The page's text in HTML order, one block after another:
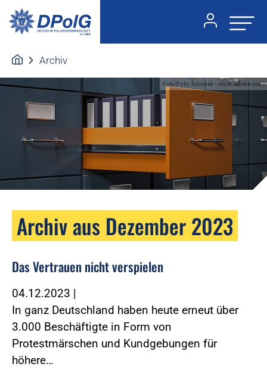
Archiv
Foto:Foto: fotomek - stock.adobe.com
Archiv aus Dezember 2023
Das Vertrauen nicht verspielen
04.12.2023 |
In ganz Deutschland haben heute erneut über
3.000 Beschäftigte in Form von
Protestmärschen und Kundgebungen für
höhere…